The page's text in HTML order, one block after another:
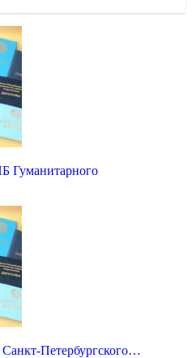
Гуманитарного
Петербургского…